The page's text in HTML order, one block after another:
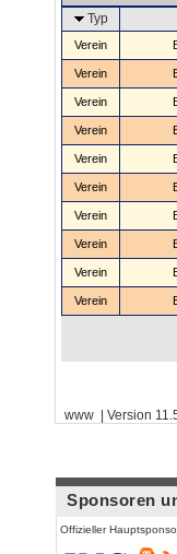
Typ
Verein
Verein
Verein
Verein
Verein
Verein
Verein
Verein
Verein
Verein
www | Version
Sponsoren
Offizieller